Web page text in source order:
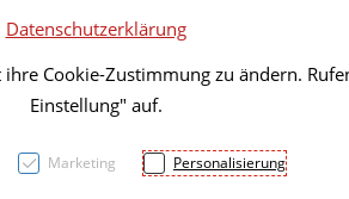
7,60 EUR
Datenschutzerklärung
Cookie-Zustimmung zu ändern.
Einstellung" auf.
Marketing Personalisierung